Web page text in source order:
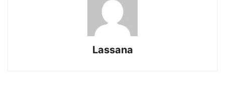
Lassana